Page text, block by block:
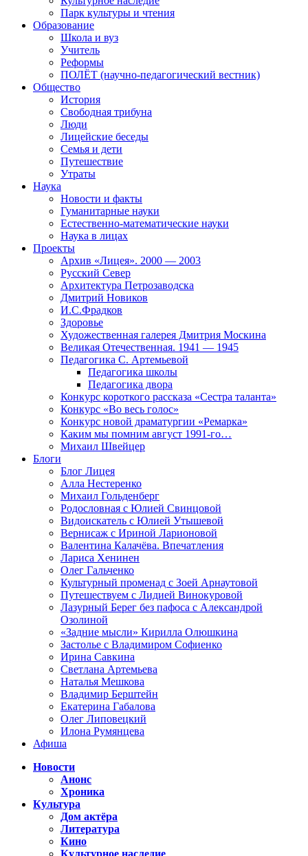
Парк культуры и чтения
Образование
Школа и вуз
Учитель
Реформы
ПОЛЁТ (научно-педагогический вестник)
Общество
История
Свободная трибуна
Люди
Лицейские беседы
Семья и дети
Путешествие
Утраты
Наука
Новости и факты
Гуманитарные науки
Естественно-математические науки
Наука в лицах
Проекты
Архив «Лицея». 2000 — 2003
Русский Север
Архитектура Петрозаводска
Дмитрий Новиков
И.С.Фрадков
Здоровье
Художественная галерея Дмитрия Москина
Великая Отечественная. 1941 — 1945
Педагогика С. Артемьевой
Педагогика школы
Педагогика двора
Конкурс короткого рассказа «Сестра таланта»
Конкурс «Во весь голос»
Конкурс новой драматургии «Ремарка»
Каким мы помним август 1991-го…
Михаил Швейцер
Блоги
Блог Лицея
Алла Нестеренко
Михаил Гольденберг
Родословная с Юлией Свинцовой
Видоискатель с Юлией Утышевой
Вернисаж с Ириной Ларионовой
Валентина Калачёва. Впечатления
Лариса Хенинен
Олег Гальченко
Культурный променад с Зоей Арнаутовой
Путешествуем с Лидией Винокуровой
Лазурный Берег без пафоса с Александрой
Озолиной
«Задние мысли» Кирилла Олюшкина
Застолье с Владимиром Софиенко
Ирина Савкина
Светлана Артемьева
Наталья Мешкова
Владимир Берштейн
Екатерина Габалова
Олег Липовецкий
Илона Румянцева
Афиша
Новости
Анонс
Хроника
Культура
Дом актёра
Литература
Кино